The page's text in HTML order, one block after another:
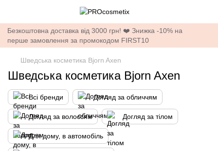
Безкоштовна доставка від 3000 грн! ❤️ Знижка -10% на
перше замовлення за промокодом FIRST10
Шведська косметика Bjorn Axen
Шведська косметика Bjorn Axen
Всі бренди Догляд за обличчям
Догляд за волоссям Догляд за тілом
Для дому, в автомобіль